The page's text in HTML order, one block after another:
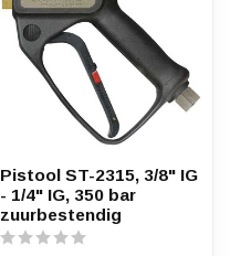
Pistool ST-2315, 3/8" IG
- 1/4" IG, 350 bar
zuurbestendig